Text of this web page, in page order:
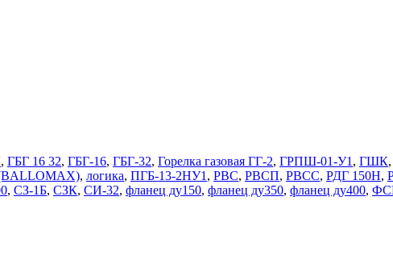
, ГБГ 16 32, ГБГ-16, ГБГ-32, Горелка газовая ГГ-2, ГРПШ-01-У1 , ГШК,
(BALLOMAX), логика, ПГБ-13-2НУ1 , РВС, РВСП, РВСС, РДГ 150Н,
, СЗ-1Б, СЗК, СИ-32, фланец ду150, фланец ду350, фланец ду400,